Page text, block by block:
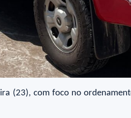
(23), com foco no